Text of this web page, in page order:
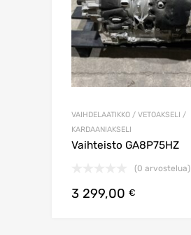
VAIHDELAATIKKO / VETOAKSELI /
KARDAANIAKSELI
Vaihteisto GA8P75HZ
(0 arvostelua)
3 299,00 €